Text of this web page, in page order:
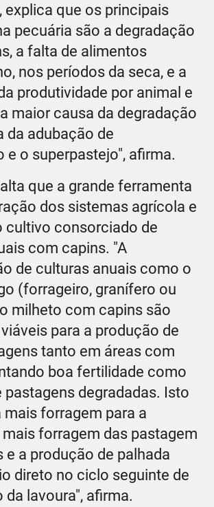
explica que os principais
pecuária são a degradação
a falta de alimentos
nos períodos da seca, e a
produtividade por animal e
maior causa da degradação
da adubação de
e o superpastejo", afirma.
que a grande ferramenta
dos sistemas agrícola e
cultivo consorciado de
com capins. "A
de culturas anuais como o
(forrageiro, granífero ou
milheto com capins são
para a produção de
tanto em áreas com
boa fertilidade como
pastagens degradadas. Isto
forragem para a
forragem das pastagem
e a produção de palhada
direto no ciclo seguinte de
lavoura", afirma.